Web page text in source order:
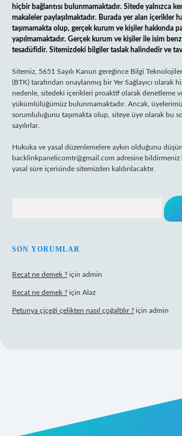
hiçbir bağlantısı bulunmamaktadır. Sitede yalnızca
makaleler paylaşılmaktadır. Burada yer alan içerikler
taşımamakta olup, gerçek kurum ve kişiler hakkında
yapılmamaktadır. Gerçek kurum ve kişiler ile isim
tesadüfidir. Sitemizdeki bilgiler taslak halindedir ve
Sitemiz, 5651 Sayılı Kanun gereğince Bilgi
(BTK) tarafından onaylanmış bir Yer Sağlayıcı olarak
nedenle, sitedeki içerikleri proaktif olarak denetleme
yükümlülüğümüz bulunmamaktadır. Ancak,
sorumluluğunu taşımakta olup, siteye üye olarak bu
sayılırlar.
Hukuka ve yasal düzenlemelere aykırı olduğunu
backlinkpanelicomtr@gmail.com adresine
yasal süre içerisinde sitemizden kaldırılacaktır.
SON YORUMLAR
Recat ne demek ? için admin
Recat ne demek ? için Alaz
Petunya çiçeği çelikten nasıl çoğaltılır ? için admin